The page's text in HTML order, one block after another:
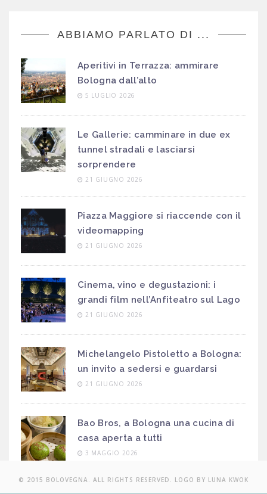
ABBIAMO PARLATO DI ...
Aperitivi in Terrazza: ammirare
Bologna dall’alto
5 LUGLIO 2026
Le Gallerie: camminare in due ex
tunnel stradali e lasciarsi
sorprendere
21 GIUGNO 2026
Piazza Maggiore si riaccende con il
videomapping
21 GIUGNO 2026
Cinema, vino e degustazioni: i
grandi film nell’Anfiteatro sul Lago
21 GIUGNO 2026
Michelangelo Pistoletto a Bologna:
un invito a sedersi e guardarsi
21 GIUGNO 2026
Bao Bros, a Bologna una cucina di
casa aperta a tutti
3 MAGGIO 2026
© 2015 BOLOVEGNA. ALL RIGHTS RESERVED. LOGO BY LUNA KWOK